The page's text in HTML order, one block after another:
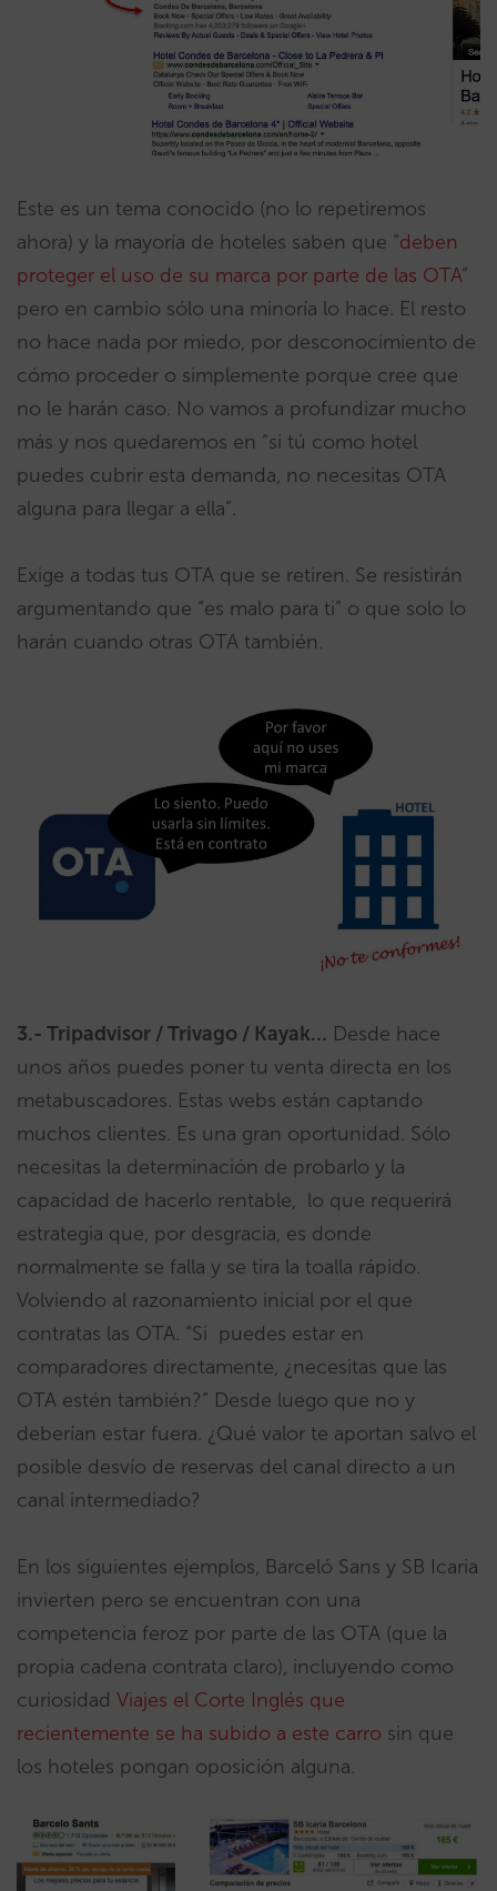
Este es un tema conocido (no lo repetiremos
ahora) y la mayoría de hoteles saben que “deben
proteger el uso de su marca por parte de las OTA”
pero en cambio sólo una minoría lo hace. El resto
no hace nada por miedo, por desconocimiento de
cómo proceder o simplemente porque cree que
no le harán caso. No vamos a profundizar mucho
más y nos quedaremos en “si tú como hotel
puedes cubrir esta demanda, no necesitas OTA
alguna para llegar a ella”.
Exige a todas tus OTA que se retiren. Se resistirán
argumentando que “es malo para ti” o que solo lo
harán cuando otras OTA también.
3.- Tripadvisor / Trivago / Kayak… Desde hace
unos años puedes poner tu venta directa en los
metabuscadores. Estas webs están captando
muchos clientes. Es una gran oportunidad. Sólo
necesitas la determinación de probarlo y la
capacidad de hacerlo rentable, lo que requerirá
estrategia que, por desgracia, es donde
normalmente se falla y se tira la toalla rápido.
Volviendo al razonamiento inicial por el que
contratas las OTA. “Si puedes estar en
comparadores directamente, ¿necesitas que las
OTA estén también?” Desde luego que no y
deberían estar fuera. ¿Qué valor te aportan salvo el
posible desvío de reservas del canal directo a un
canal intermediado?
En los siguientes ejemplos, Barceló Sans y SB Icaria
invierten pero se encuentran con una
competencia feroz por parte de las OTA (que la
propia cadena contrata claro), incluyendo como
curiosidad Viajes el Corte Inglés que
recientemente se ha subido a este carro sin que
los hoteles pongan oposición alguna.